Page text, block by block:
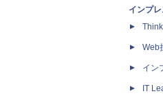
インプ
Web
イン
IT